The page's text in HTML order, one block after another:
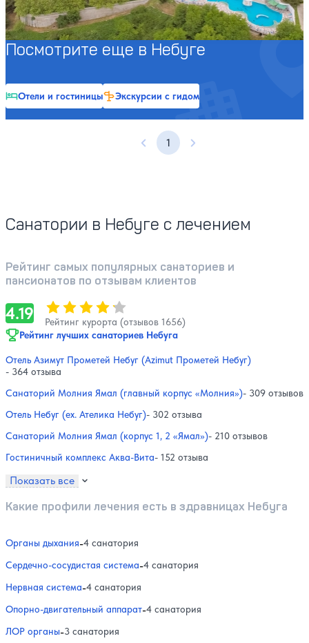
Профилей лечения:8 Крытый бассейн
Открытый бассейн
Расстояние до пляжа: 200 метров.
Посмотрите еще в Небуге
Отели и гостиницы Экскурсии с гидом
Предыдущая страница
1 Следующая страница
Санатории в Небуге с лечением
Рейтинг самых популярных санаториев и
пансионатов по отзывам клиентов
4.19 Оценка, количество звезд:
Рейтинг курорта (отзывов 1656)
Рейтинг лучших санаториев Небуга
Отель Азимут Прометей Небуг (Azimut Прометей Небуг)
- 364 отзыва
Санаторий Молния Ямал (главный корпус «Молния»)- 309 отзывов
Отель Небуг (ex. Ателика Небуг)- 302 отзыва
Санаторий Молния Ямал (корпус 1, 2 «Ямал»)- 210 отзывов
Гостиничный комплекс Аква-Вита- 152 отзыва
Показать все
Какие профили лечения есть в здравницах Небуга
Органы дыхания-4 санатория
Сердечно-сосудистая система-4 санатория
Нервная система-4 санатория
Опорно-двигательный аппарат-4 санатория
ЛОР органы-3 санатория